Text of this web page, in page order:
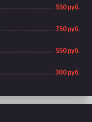
550 руб.
750 руб.
550 руб.
300 руб.